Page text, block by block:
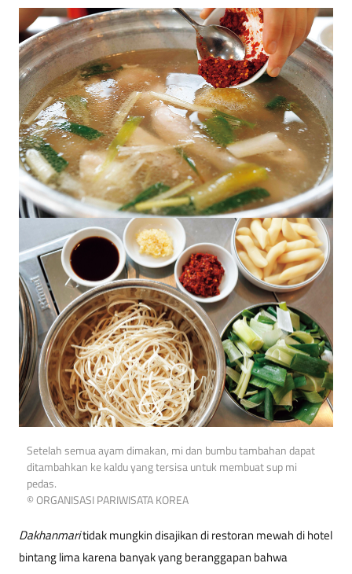
Setelah semua ayam dimakan, mi dan bumbu tambahan dapat
ditambahkan ke kaldu yang tersisa untuk membuat sup mi
pedas.
© ORGANISASI PARIWISATA KOREA
Dakhanmaritidak mungkin disajikan di restoran mewah di hotel
bintang lima karena banyak yang beranggapan bahwa